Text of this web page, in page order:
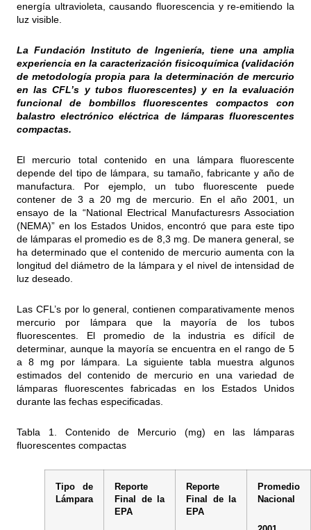
energía ultravioleta, causando fluorescencia y re-emitiendo la
luz visible.
La Fundación Instituto de Ingeniería, tiene una amplia
experiencia en la caracterización fisicoquímica (validación
de metodología propia para la determinación de mercurio
en las CFL’s y tubos fluorescentes) y en la evaluación
funcional de bombillos fluorescentes compactos con
balastro electrónico eléctrica de lámparas fluorescentes
compactas.
El mercurio total contenido en una lámpara fluorescente
depende del tipo de lámpara, su tamaño, fabricante y año de
manufactura. Por ejemplo, un tubo fluorescente puede
contener de 3 a 20 mg de mercurio. En el año 2001, un
ensayo de la “National Electrical Manufacturesrs Association
(NEMA)” en los Estados Unidos, encontró que para este tipo
de lámparas el promedio es de 8,3 mg. De manera general, se
ha determinado que el contenido de mercurio aumenta con la
longitud del diámetro de la lámpara y el nivel de intensidad de
luz deseado.
Las CFL’s por lo general, contienen comparativamente menos
mercurio por lámpara que la mayoría de los tubos
fluorescentes. El promedio de la industria es difícil de
determinar, aunque la mayoría se encuentra en el rango de 5
a 8 mg por lámpara. La siguiente tabla muestra algunos
estimados del contenido de mercurio en una variedad de
lámparas fluorescentes fabricadas en los Estados Unidos
durante las fechas especificadas.
Tabla 1. Contenido de Mercurio (mg) en las lámparas
fluorescentes compactas
Tipo de
Lámpara
Reporte
Final de la
EPA
Reporte
Final de la
EPA
Promedio
Nacional